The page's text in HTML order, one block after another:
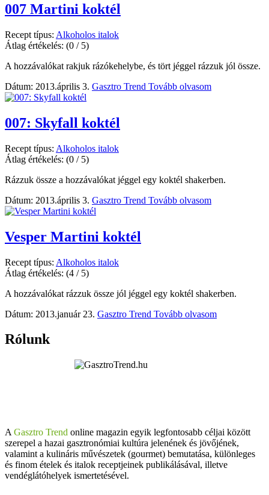
007 Martini koktél
Recept típus: Alkoholos italok
Átlag értékelés: (0 / 5)
A hozzávalókat rakjuk rázókehelybe, és tört jéggel rázzuk jól össze.
Dátum: 2013.április 3. Gasztro Trend Tovább olvasom
007: Skyfall koktél
Recept típus: Alkoholos italok
Átlag értékelés: (0 / 5)
Rázzuk össze a hozzávalókat jéggel egy koktél shakerben.
Dátum: 2013.április 3. Gasztro Trend Tovább olvasom
Vesper Martini koktél
Recept típus: Alkoholos italok
Átlag értékelés: (4 / 5)
A hozzávalókat rázzuk össze jól jéggel egy koktél shakerben.
Dátum: 2013.január 23. Gasztro Trend Tovább olvasom
Rólunk
A Gasztro Trend online magazin egyik legfontosabb céljai között
szerepel a hazai gasztronómiai kultúra jelenének és jövőjének,
valamint a kulináris művészetek (gourmet) bemutatása, különleges
és finom ételek és italok receptjeinek publikálásával, illetve
vendéglátóhelyek ismertetésével.